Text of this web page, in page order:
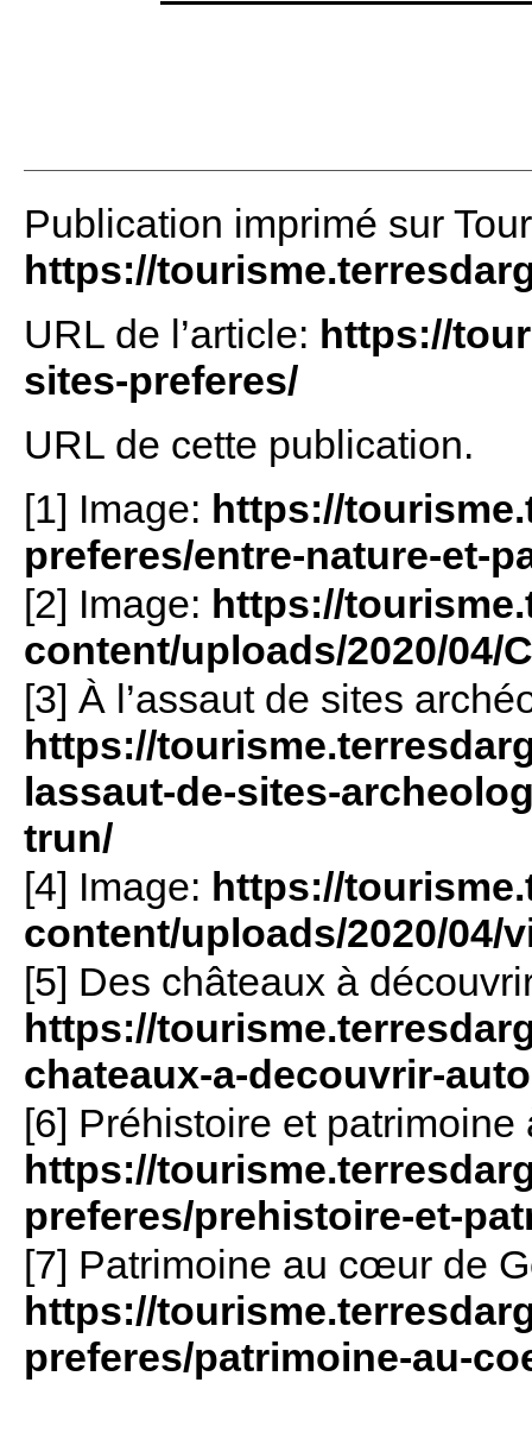
Publication imprimé sur
https://
URL de l’article: https://
sites-preferes/
URL de cette publication.
[1] Image: https://
preferes/entre-nature-et-
[2] Image: https://
content/uploads/2020/04/
[3] À l’assaut de sites
https://
lassaut-de-sites-
trun/
[4] Image: https://
content/uploads/2020/04/
[5] Des châteaux à
https://
chateaux-a-decouvrir-
[6] Préhistoire et patrimoine
https://
preferes/prehistoire-et-
[7] Patrimoine au cœur de
https://
preferes/patrimoine-au-